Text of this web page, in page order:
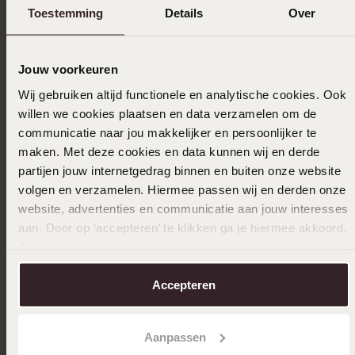
Toestemming Details Over
Jouw voorkeuren
Wij gebruiken altijd functionele en analytische cookies. Ook
willen we cookies plaatsen en data verzamelen om de
communicatie naar jou makkelijker en persoonlijker te
maken. Met deze cookies en data kunnen wij en derde
partijen jouw internetgedrag binnen en buiten onze website
volgen en verzamelen. Hiermee passen wij en derden onze
website, advertenties en communicatie aan jouw interesses
aan. Door op ‘accepteren’ te klikken ga je hiermee akkoord.
over in onscookiebeleid.
Accepteren
Aanpassen
Uitverkocht
Ook leuk voor jou